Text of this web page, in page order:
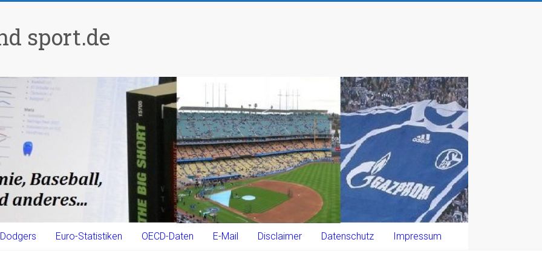
sport.de
Dodgers Euro-Statistiken OECD-Daten E-Mail Disclaimer Datenschutz Impressum